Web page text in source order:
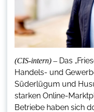
(CIS-intern) – Das
Handels- und
Süderlügum und
starken Online-
Betriebe haben sich